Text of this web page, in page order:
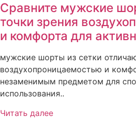
Сравните мужские
точки зрения
и комфорта для
мужские шорты из сетки
воздухопроницаемостью и
незаменимым предметом для
использования..
Читать далее